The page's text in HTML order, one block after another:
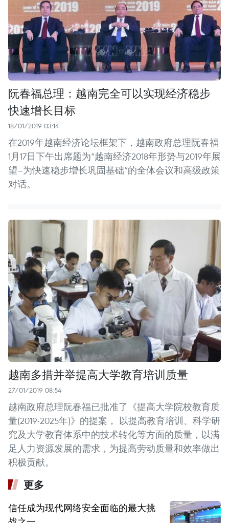
阮春福总理：越南完全可以实现经济稳步
快速增长目标
18/01/2019 03:14
在2019年越南经济论坛框架下，越南政府总理阮春福
1月17日下午出席题为“越南经济2018年形势与2019年展
望—为快速稳步增长巩固基础”的全体会议和高级政策
对话。
越南多措并举提高大学教育培训质量
27/01/2019 08:54
越南政府总理阮春福已批准了《提高大学院校教育质
量(2019-2025年)》的提案， 以提高教育培训、科学研
究及大学教育体系中的技术转化等方面的质量，以满
足人力资源发展的需求，为提高劳动质量和效率做出
积极贡献。
更多
信任成为现代网络安全面临的最大挑